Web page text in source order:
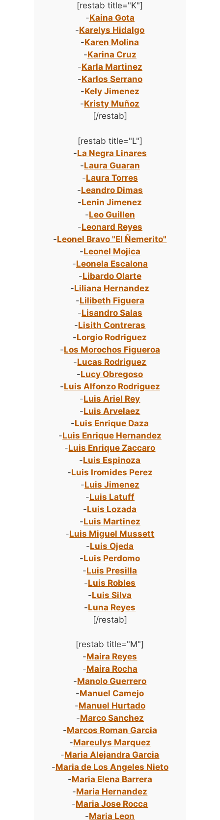
[restab title="K"]
-Kaina Gota
-Karelys Hidalgo
-Karen Molina
-Karina Cruz
-Karla Martinez
-Karlos Serrano
-Kely Jimenez
-Kristy Muñoz
[/restab]
[restab title="L"]
-La Negra Linares
-Laura Guaran
-Laura Torres
-Leandro Dimas
-Lenin Jimenez
-Leo Guillen
-Leonard Reyes
-Leonel Bravo "El Ñemerito"
-Leonel Mojica
-Leonela Escalona
-Libardo Olarte
-Liliana Hernandez
-Lilibeth Figuera
-Lisandro Salas
-Lisith Contreras
-Lorgio Rodriguez
-Los Morochos Figueroa
-Lucas Rodriguez
-Lucy Obregoso
-Luis Alfonzo Rodriguez
-Luis Ariel Rey
-Luis Arvelaez
-Luis Enrique Daza
-Luis Enrique Hernandez
-Luis Enrique Zaccaro
-Luis Espinoza
-Luis Iromides Perez
-Luis Jimenez
-Luis Latuff
-Luis Lozada
-Luis Martinez
-Luis Miguel Mussett
-Luis Ojeda
-Luis Perdomo
-Luis Presilla
-Luis Robles
-Luis Silva
-Luna Reyes
[/restab]
[restab title="M"]
-Maira Reyes
-Maira Rocha
-Manolo Guerrero
-Manuel Camejo
-Manuel Hurtado
-Marco Sanchez
-Marcos Roman Garcia
-Mareulys Marquez
-Maria Alejandra Garcia
-Maria de Los Angeles Nieto
-Maria Elena Barrera
-Maria Hernandez
-Maria Jose Rocca
-Maria Leon